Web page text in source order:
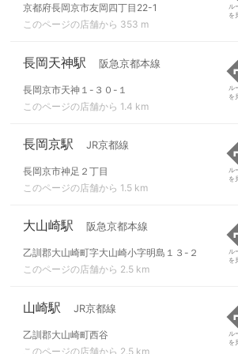
京都府長岡京市友岡四丁目22-1
このページの店舗から 353 m
ル
を
長岡天神駅 阪急京都本線
長岡京市天神１-３０-１
このページの店舗から 1.4 km
ル
を
長岡京駅 JR京都線
長岡京市神足２丁目
このページの店舗から 1.5 km
ル
を
大山崎駅 阪急京都本線
乙訓郡大山崎町字大山崎小字明島１３-２
このページの店舗から 2.5 km
ル
を
山崎駅 JR京都線
乙訓郡大山崎町西谷
このページの店舗から 2.5 km
ル
を